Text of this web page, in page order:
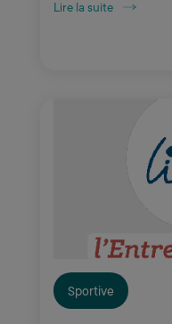
Lire la suite
Sportive